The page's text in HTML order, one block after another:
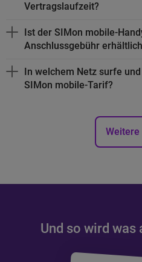
Vertragslaufzeit?
Ist der SIMon mobile-
Anschlussgebühr
In welchem Netz surfe
SIMon mobile-Tarif?
Weitere
Und so wird was